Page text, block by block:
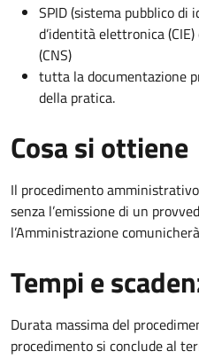
SPID (sistema pubblico
d’identità elettronica
(CNS)
tutta la documentazione
della pratica.
Cosa si ottiene
Il procedimento
senza l’emissione di un
l’Amministrazione
Tempi e
Durata massima del
procedimento si conclude al